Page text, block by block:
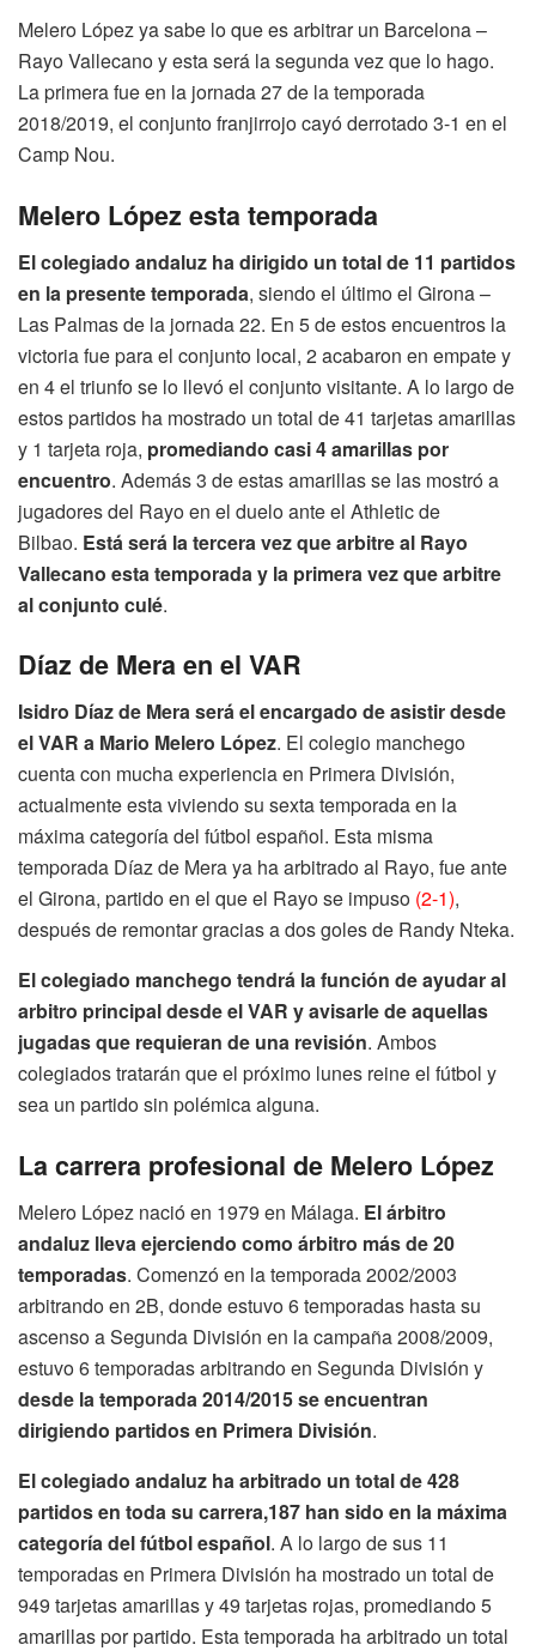
Melero López ya sabe lo que es arbitrar un Barcelona –
Rayo Vallecano y esta será la segunda vez que lo hago.
La primera fue en la jornada 27 de la temporada
2018/2019, el conjunto franjirrojo cayó derrotado 3-1 en el
Camp Nou.
Melero López esta temporada
El colegiado andaluz ha dirigido un total de 11 partidos
en la presente temporada, siendo el último el Girona –
Las Palmas de la jornada 22. En 5 de estos encuentros la
victoria fue para el conjunto local, 2 acabaron en empate y
en 4 el triunfo se lo llevó el conjunto visitante. A lo largo de
estos partidos ha mostrado un total de 41 tarjetas amarillas
y 1 tarjeta roja, promediando casi 4 amarillas por
encuentro. Además 3 de estas amarillas se las mostró a
jugadores del Rayo en el duelo ante el Athletic de
Bilbao. Está será la tercera vez que arbitre al Rayo
Vallecano esta temporada y la primera vez que arbitre
al conjunto culé.
Díaz de Mera en el VAR
Isidro Díaz de Mera será el encargado de asistir desde
el VAR a Mario Melero López. El colegio manchego
cuenta con mucha experiencia en Primera División,
actualmente esta viviendo su sexta temporada en la
máxima categoría del fútbol español. Esta misma
temporada Díaz de Mera ya ha arbitrado al Rayo, fue ante
el Girona, partido en el que el Rayo se impuso (2-1),
después de remontar gracias a dos goles de Randy Nteka.
El colegiado manchego tendrá la función de ayudar al
arbitro principal desde el VAR y avisarle de aquellas
jugadas que requieran de una revisión. Ambos
colegiados tratarán que el próximo lunes reine el fútbol y
sea un partido sin polémica alguna.
La carrera profesional de Melero López
Melero López nació en 1979 en Málaga. El árbitro
andaluz lleva ejerciendo como árbitro más de 20
temporadas. Comenzó en la temporada 2002/2003
arbitrando en 2B, donde estuvo 6 temporadas hasta su
ascenso a Segunda División en la campaña 2008/2009,
estuvo 6 temporadas arbitrando en Segunda División y
desde la temporada 2014/2015 se encuentran
dirigiendo partidos en Primera División.
El colegiado andaluz ha arbitrado un total de 428
partidos en toda su carrera,187 han sido en la máxima
categoría del fútbol español. A lo largo de sus 11
temporadas en Primera División ha mostrado un total de
949 tarjetas amarillas y 49 tarjetas rojas, promediando 5
amarillas por partido. Esta temporada ha arbitrado un total